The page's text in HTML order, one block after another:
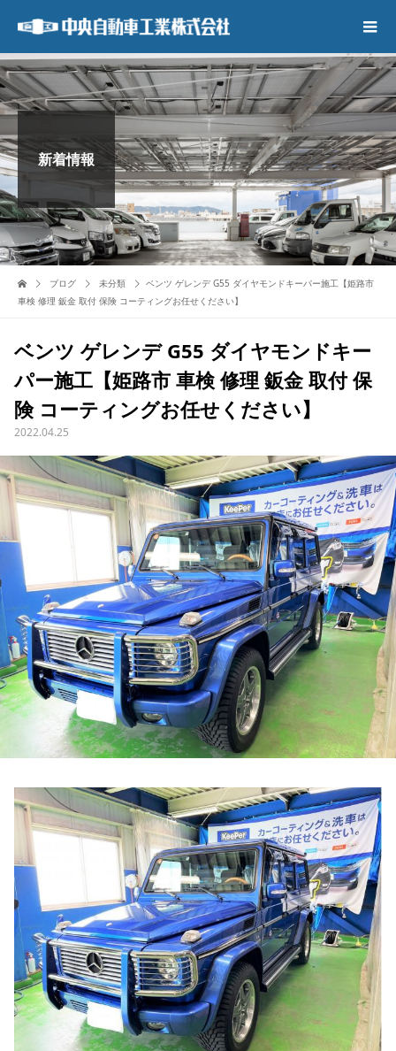
新着情報
ブログ 未分類
ベンツ ゲレンデ G55 ダイヤモンドキーパー施工【姫路市
車検 修理 鈑金 取付 保険 コーティングお任せください】
ベンツ ゲレンデ G55 ダイヤモンドキー
パー施工【姫路市 車検 修理 鈑金 取付 保
険 コーティングお任せください】
2022.04.25